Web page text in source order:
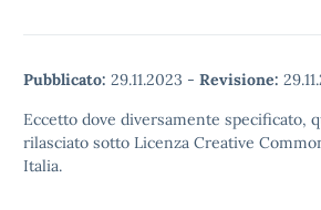
Pubblicato: 29.11.2023 - Revisione:
Eccetto dove diversamente specificato,
rilasciato sotto Licenza Creative
Italia.